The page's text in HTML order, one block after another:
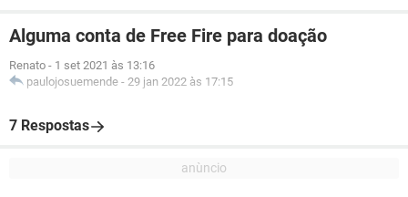
Alguma conta de Free Fire para doação
Renato - 1 set 2021 às 13:16
paulojosuemende - 29 jan 2022 às 17:15
7 Respostas